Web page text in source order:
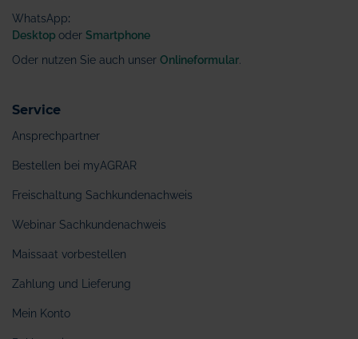
WhatsApp:
Desktop oder Smartphone
Oder nutzen Sie auch unser Onlineformular
Service
Ansprechpartner
Bestellen bei myAGRAR
Freischaltung Sachkundenachweis
Webinar Sachkundenachweis
Maissaat vorbestellen
Zahlung und Lieferung
Mein Konto